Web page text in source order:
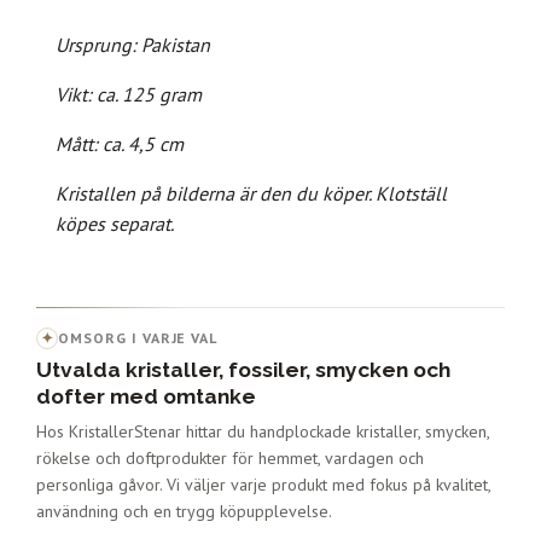
Ursprung: Pakistan
Vikt: ca. 125 gram
Mått: ca. 4,5 cm
Kristallen på bilderna är den du köper. Klotställ
köpes separat.
✦ OMSORG I VARJE VAL
Utvalda kristaller, fossiler, smycken och
dofter med omtanke
Hos KristallerStenar hittar du handplockade kristaller, smycken,
rökelse och doftprodukter för hemmet, vardagen och
personliga gåvor. Vi väljer varje produkt med fokus på kvalitet,
användning och en trygg köpupplevelse.